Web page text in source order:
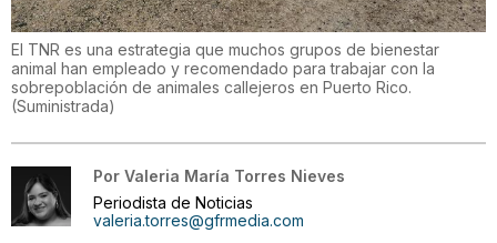
El TNR es una estrategia que muchos grupos de bienestar
animal han empleado y recomendado para trabajar con la
sobrepoblación de animales callejeros en Puerto Rico.
(Suministrada)
Por Valeria María Torres Nieves
Periodista de Noticias
valeria.torres@gfrmedia.com